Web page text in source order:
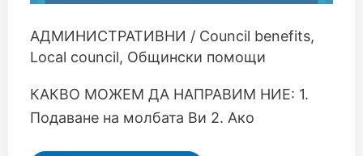
АДМИНИСТРАТИВНИ / Council benefits,
Local council, Общински помощи
КАКВО МОЖЕМ ДА НАПРАВИМ НИЕ: 1.
Подаване на молбата Ви 2. Ако